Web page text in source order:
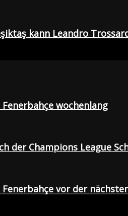
kann Leandro
wochenlang
der Champions League
vor der